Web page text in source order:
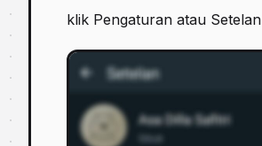
klik Pengaturan atau Setelan